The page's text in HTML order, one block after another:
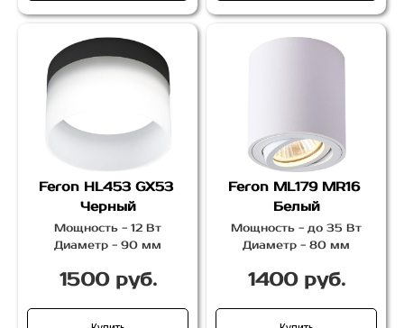
Feron HL453 GX53
Черный
Мощность - 12 Вт
Диаметр - 90 мм
1500 руб.
Feron ML179 MR16
Белый
Мощность - до 35 Вт
Диаметр - 80 мм
1400 руб.